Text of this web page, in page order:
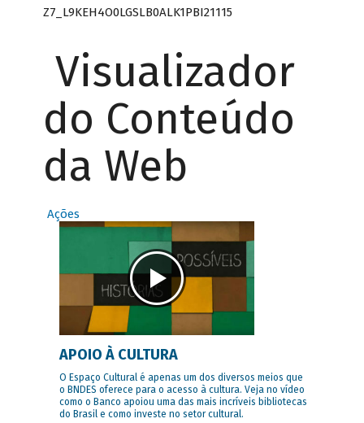
Z7_L9KEH4O0LGSLB0ALK1PBI21115
Visualizador
do Conteúdo
da Web
Ações
APOIO À CULTURA
O Espaço Cultural é apenas um dos diversos meios que
o BNDES oferece para o acesso à cultura. Veja no vídeo
como o Banco apoiou uma das mais incríveis bibliotecas
do Brasil e como investe no setor cultural.